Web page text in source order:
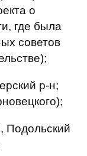
о
где была
советов
р-н;
Подольский